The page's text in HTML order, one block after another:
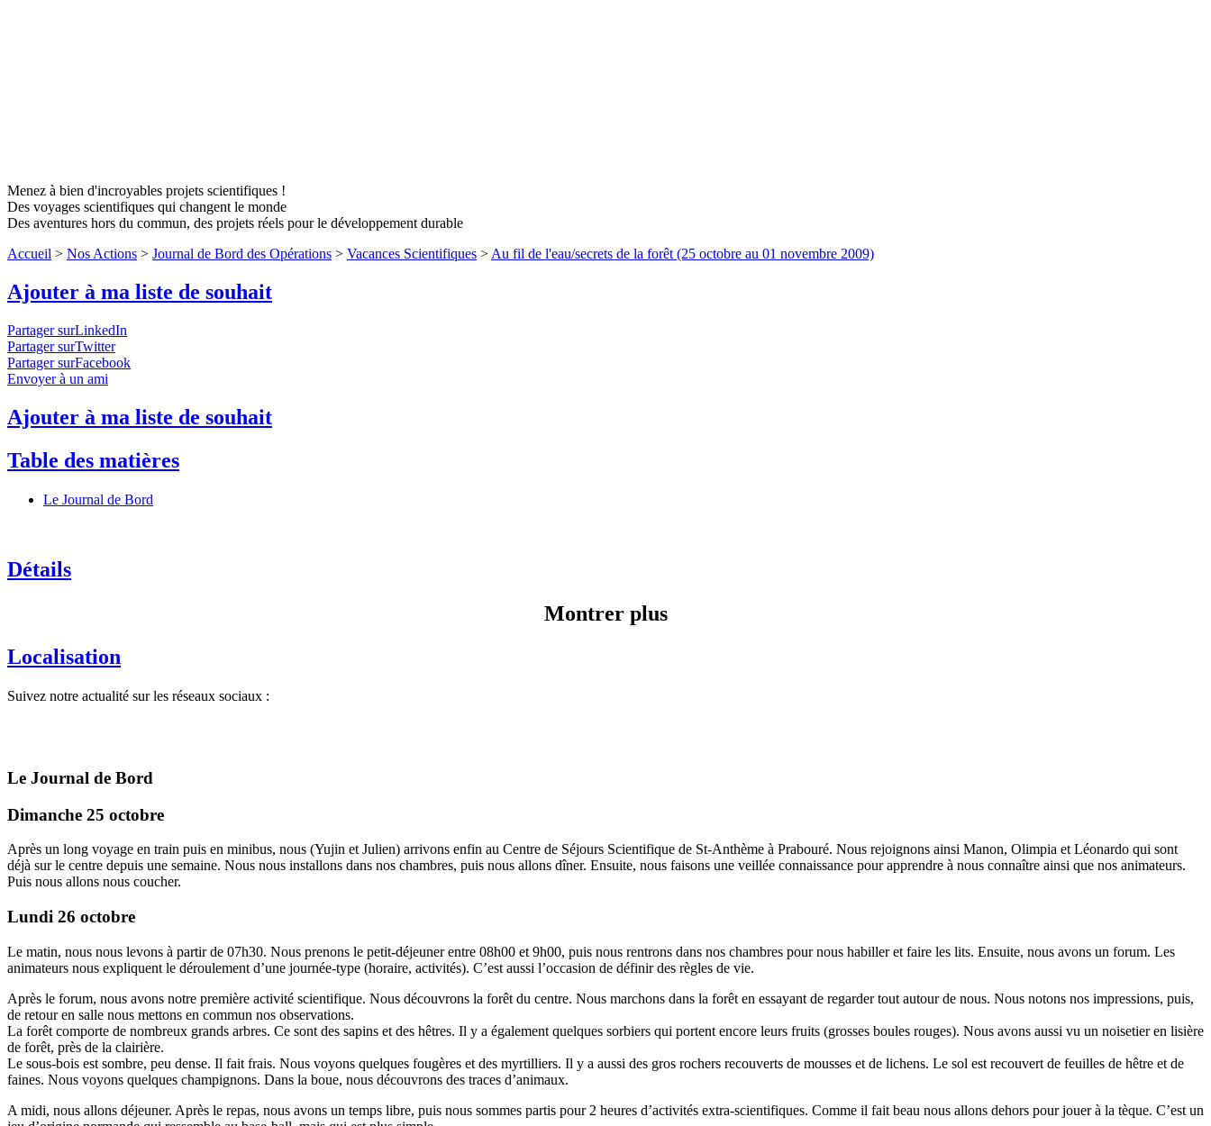
Menez à bien d'incroyables projets scientifiques !
Des voyages scientifiques qui changent le monde
Des aventures hors du commun, des projets réels pour le développement durable
Accueil > Nos Actions > Journal de Bord des Opérations > Vacances Scientifiques > Au fil de l'eau/secrets de la forêt (25 octobre au 01 novembre 2009)
Ajouter à ma liste de souhait
Partager surLinkedIn
Partager surTwitter
Partager surFacebook
Envoyer à un ami
Ajouter à ma liste de souhait
Table des matières
Le Journal de Bord
Détails
Montrer plus
Localisation
Suivez notre actualité sur les réseaux sociaux :
Le Journal de Bord
Dimanche 25 octobre
Après un long voyage en train puis en minibus, nous (Yujin et Julien) arrivons enfin au Centre de Séjours Scientifique de St-Anthème à Prabouré. Nous rejoignons ainsi Manon, Olimpia et Léonardo qui sont
déjà sur le centre depuis une semaine. Nous nous installons dans nos chambres, puis nous allons dîner. Ensuite, nous faisons une veillée connaissance pour apprendre à nous connaître ainsi que nos animateurs.
Puis nous allons nous coucher.
Lundi 26 octobre
Le matin, nous nous levons à partir de 07h30. Nous prenons le petit-déjeuner entre 08h00 et 9h00, puis nous rentrons dans nos chambres pour nous habiller et faire les lits. Ensuite, nous avons un forum. Les
animateurs nous expliquent le déroulement d’une journée-type (horaire, activités). C’est aussi l’occasion de définir des règles de vie.
Après le forum, nous avons notre première activité scientifique. Nous découvrons la forêt du centre. Nous marchons dans la forêt en essayant de regarder tout autour de nous. Nous notons nos impressions, puis,
de retour en salle nous mettons en commun nos observations.
La forêt comporte de nombreux grands arbres. Ce sont des sapins et des hêtres. Il y a également quelques sorbiers qui portent encore leurs fruits (grosses boules rouges). Nous avons aussi vu un noisetier en lisière
de forêt, près de la clairière.
Le sous-bois est sombre, peu dense. Il fait frais. Nous voyons quelques fougères et des myrtilliers. Il y a aussi des gros rochers recouverts de mousses et de lichens. Le sol est recouvert de feuilles de hêtre et de
faines. Nous voyons quelques champignons. Dans la boue, nous découvrons des traces d’animaux.
A midi, nous allons déjeuner. Après le repas, nous avons un temps libre, puis nous sommes partis pour 2 heures d’activités extra-scientifiques. Comme il fait beau nous allons dehors pour jouer à la tèque. C’est un